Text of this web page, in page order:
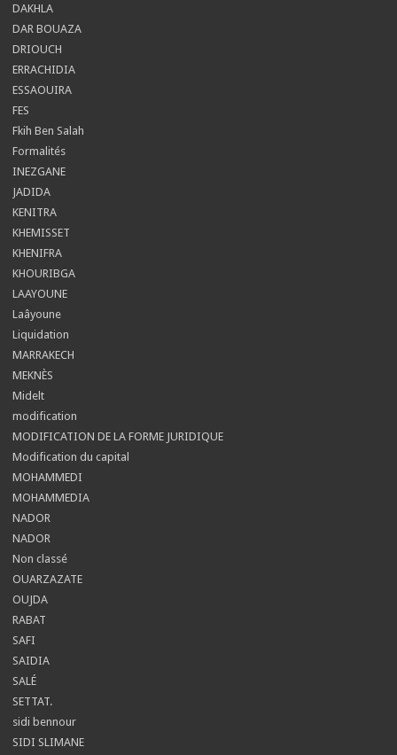
DAKHLA
DAR BOUAZA
DRIOUCH
ERRACHIDIA
ESSAOUIRA
FES
Fkih Ben Salah
Formalités
INEZGANE
JADIDA
KENITRA
KHEMISSET
KHENIFRA
KHOURIBGA
LAAYOUNE
Laâyoune
Liquidation
MARRAKECH
MEKNÈS
Midelt
modification
MODIFICATION DE LA FORME JURIDIQUE
Modification du capital
MOHAMMEDI
MOHAMMEDIA
NADOR
NADOR
Non classé
OUARZAZATE
OUJDA
RABAT
SAFI
SAIDIA
SALÉ
SETTAT.
sidi bennour
SIDI SLIMANE